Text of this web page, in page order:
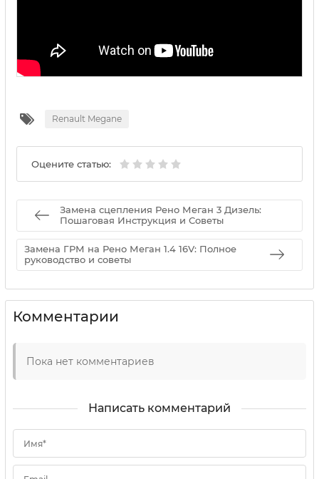
Renault Megane
Оцените статью:
Замена сцепления Рено Меган 3 Дизель:
Пошаговая Инструкция и Советы
Замена ГРМ на Рено Меган 1.4 16V: Полное
руководство и советы
Комментарии
Пока нет комментариев
Написать комментарий
Имя*